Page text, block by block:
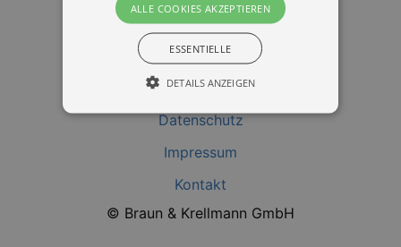
Datenschutz
Impressum
Kontakt
© Braun & Krellmann GmbH
ALLE COOKIES AKZEPTIEREN
ESSENTIELLE
DETAILS ANZEIGEN
Essentiell Performance
Essentielle Cookies werden für die
gebraucht. Zum Beispiel für das Login in Ihren